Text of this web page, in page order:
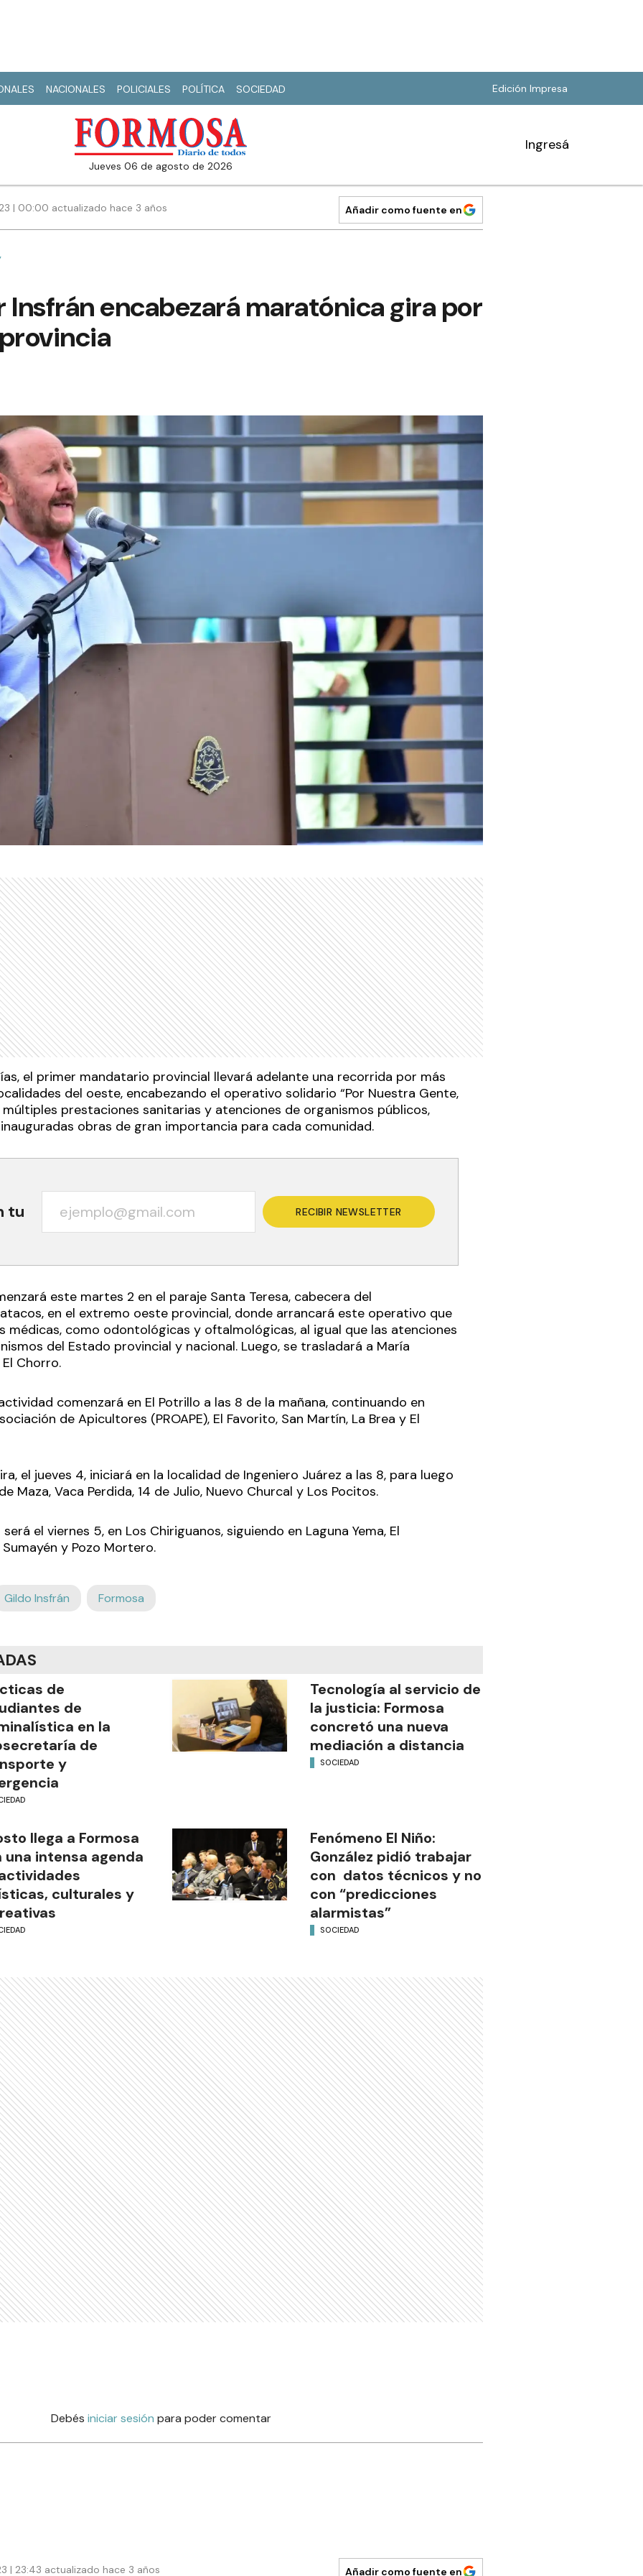
NACIONALES POLICIALES POLÍTICA SOCIEDAD Edición Impresa
jueves 06 de agosto de 2026
Ingresá
| 00:00 actualizado hace 3 años Añadir como fuente en
Insfrán encabezará maratónica gira por
el primer mandatario provincial llevará adelante una recorrida por más
del oeste, encabezando el operativo solidario “Por Nuestra Gente,
múltiples prestaciones sanitarias y atenciones de organismos públicos,
obras de gran importancia para cada comunidad.
tu RECIBIR NEWSLETTER
este martes 2 en el paraje Santa Teresa, cabecera del
en el extremo oeste provincial, donde arrancará este operativo que
médicas, como odontológicas y oftalmológicas, al igual que las atenciones
del Estado provincial y nacional. Luego, se trasladará a María
Chorro.
comenzará en El Potrillo a las 8 de la mañana, continuando en
de Apicultores (PROAPE), El Favorito, San Martín, La Brea y El
el jueves 4, iniciará en la localidad de Ingeniero Juárez a las 8, para luego
Maza, Vaca Perdida, 14 de Julio, Nuevo Churcal y Los Pocitos.
el viernes 5, en Los Chiriguanos, siguiendo en Laguna Yema, El
y Pozo Mortero.
Gildo Insfrán Formosa
de
de
en la
de
y
Tecnología al servicio de
la justicia: Formosa
concretó una nueva
mediación a distancia
SOCIEDAD
llega a Formosa
una intensa agenda
culturales y
Fenómeno El Niño:
González pidió trabajar
con datos técnicos y no
con “predicciones
alarmistas”
SOCIEDAD
Debés iniciar sesión para poder comentar
| 23:43 actualizado hace 3 años Añadir como fuente en